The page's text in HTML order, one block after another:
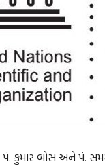
પં. કુમાર બોસ અને પં.